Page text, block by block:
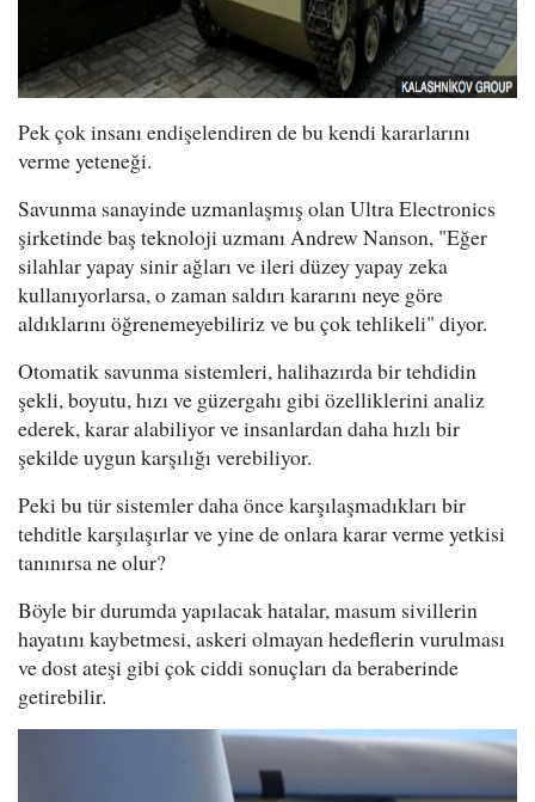
Pek çok insanı endişelendiren de bu kendi kararlarını
verme yeteneği.
Savunma sanayinde uzmanlaşmış olan Ultra Electronics
şirketinde baş teknoloji uzmanı Andrew Nanson, "Eğer
silahlar yapay sinir ağları ve ileri düzey yapay zeka
kullanıyorlarsa, o zaman saldırı kararını neye göre
aldıklarını öğrenemeyebiliriz ve bu çok tehlikeli" diyor.
Otomatik savunma sistemleri, halihazırda bir tehdidin
şekli, boyutu, hızı ve güzergahı gibi özelliklerini analiz
ederek, karar alabiliyor ve insanlardan daha hızlı bir
şekilde uygun karşılığı verebiliyor.
Peki bu tür sistemler daha önce karşılaşmadıkları bir
tehditle karşılaşırlar ve yine de onlara karar verme yetkisi
tanınırsa ne olur?
Böyle bir durumda yapılacak hatalar, masum sivillerin
hayatını kaybetmesi, askeri olmayan hedeflerin vurulması
ve dost ateşi gibi çok ciddi sonuçları da beraberinde
getirebilir.